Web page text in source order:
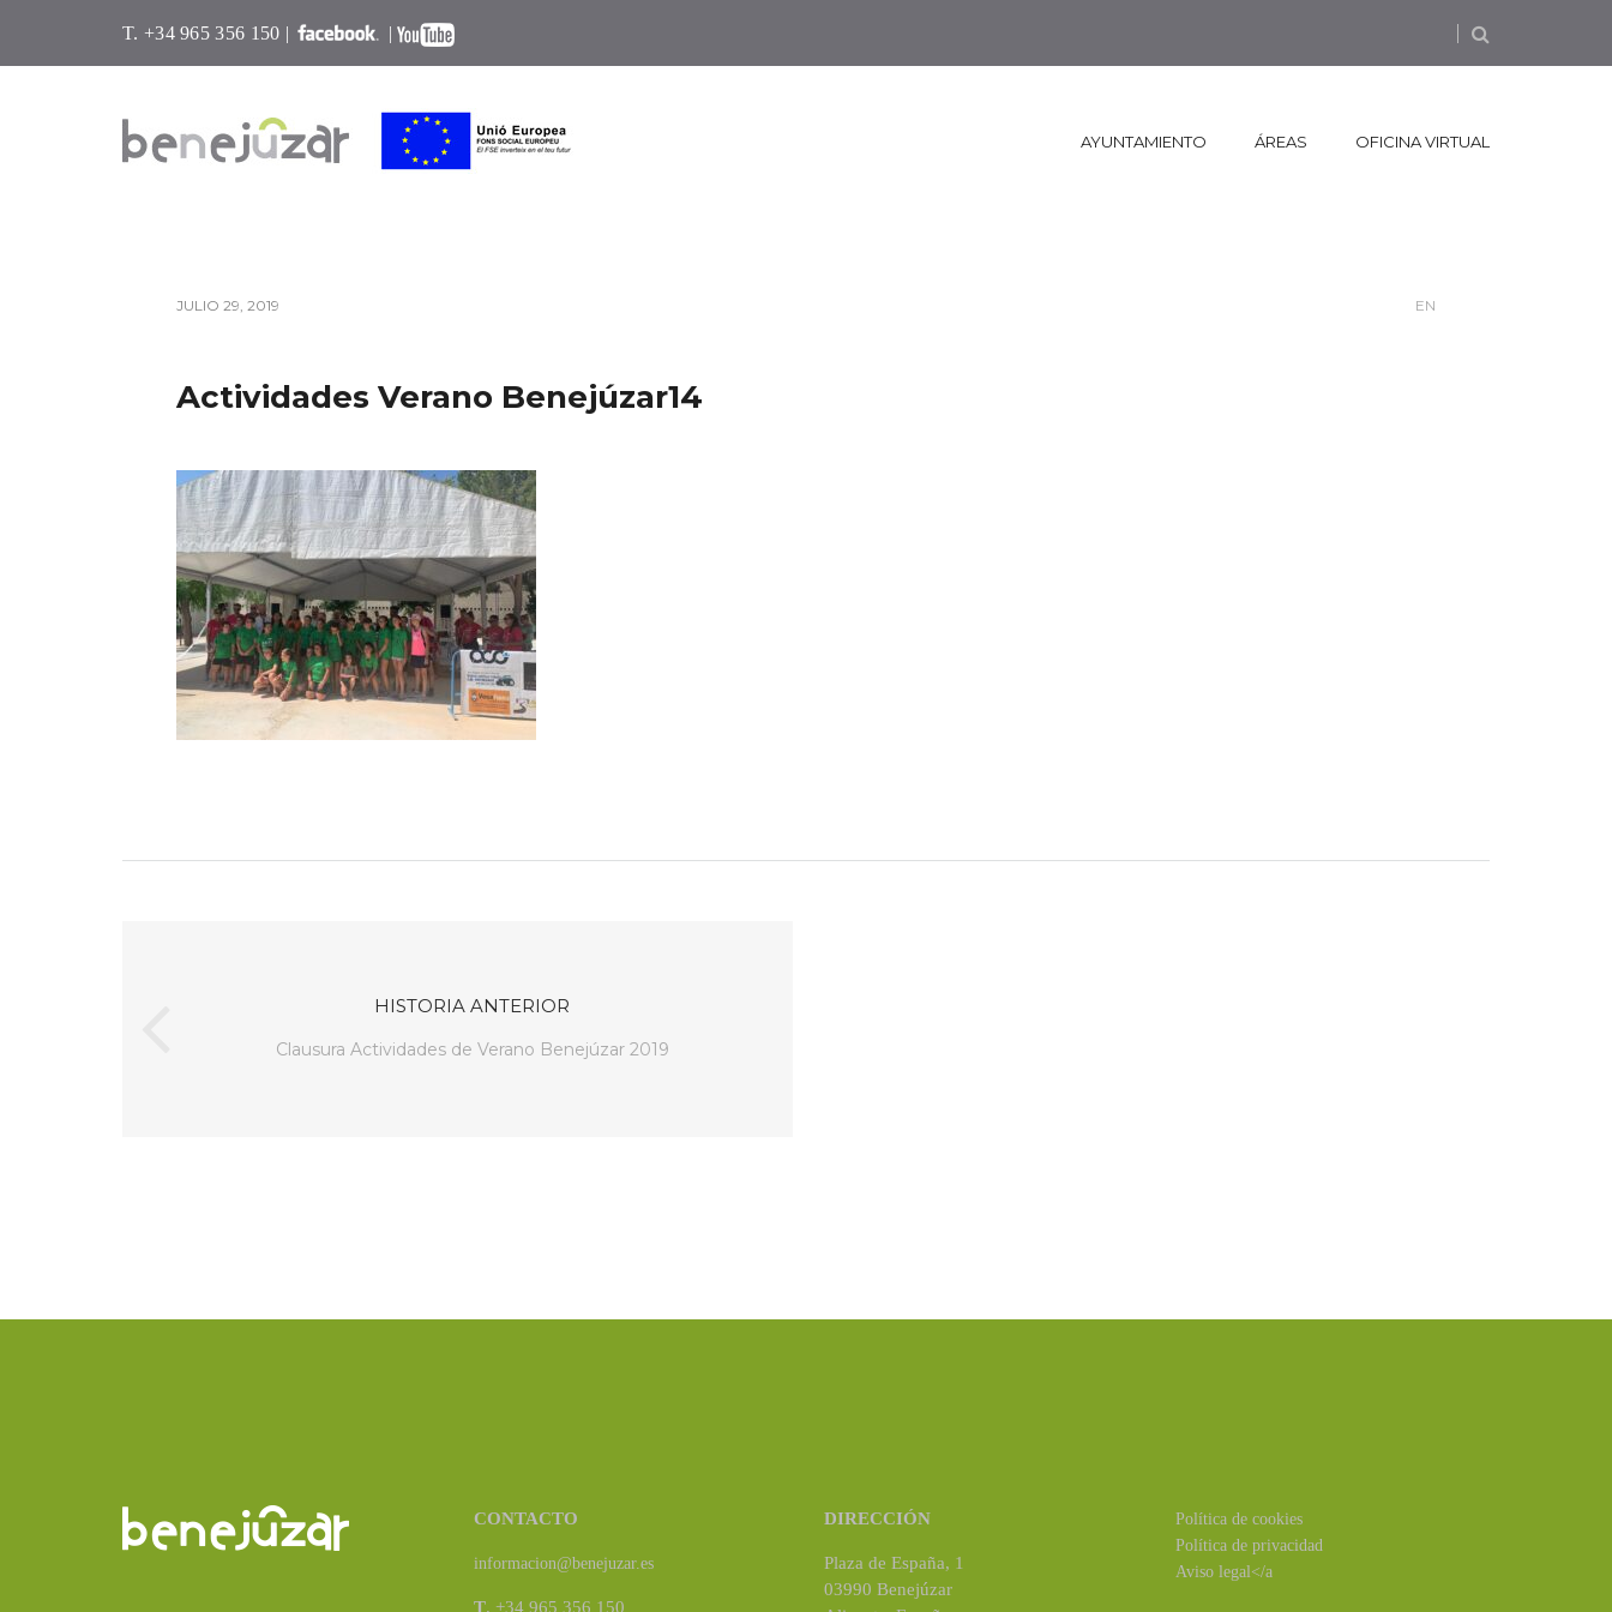
T. +34 965 356 150 | |
AYUNTAMIENTO ÁREAS OFICINA VIRTUAL
JULIO 29, 2019 EN
Actividades Verano Benejúzar14
HISTORIA ANTERIOR
Clausura Actividades de Verano Benejúzar 2019
CONTACTO
informacion@benejuzar.es
T. +34 965 356 150
DIRECCIÓN
Plaza de España, 1
03990 Benejúzar
Política de cookies
Política de privacidad
Aviso legal</a